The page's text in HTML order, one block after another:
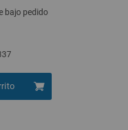
bajo pedido